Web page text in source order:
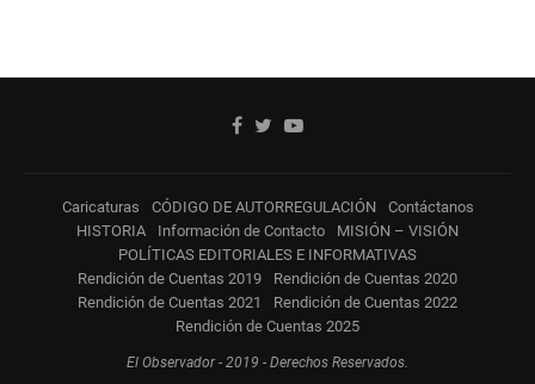
Caricaturas CÓDIGO DE AUTORREGULACIÓN
Contáctanos
HISTORIA
Información de Contacto
MISIÓN – VISIÓN
POLÍTICAS EDITORIALES E INFORMATIVAS
Rendición de Cuentas 2019
Rendición de Cuentas 2020
Rendición de Cuentas 2021
Rendición de Cuentas 2022
Rendición de Cuentas 2025
El Observador - 2019 - Derechos Reservados.